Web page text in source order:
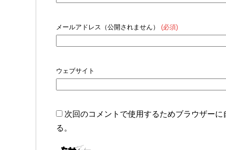
メールアドレス（公開されません） (必須)
ウェブサイト
次回のコメントで使用するためブラウザー
る。